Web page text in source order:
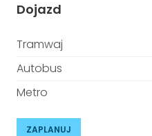
Dojazd
Tramwaj
Autobus
Metro
ZAPLANUJ